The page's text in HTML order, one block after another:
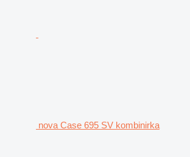
nova Case 695 SV kombinirka